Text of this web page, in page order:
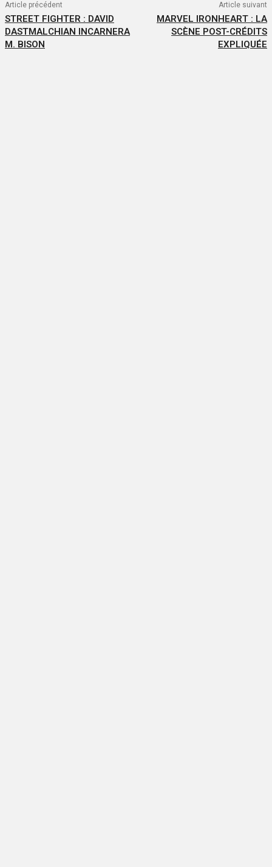
Article précédent
STREET FIGHTER : DAVID
DASTMALCHIAN INCARNERA
M. BISON
Article suivant
MARVEL IRONHEART : LA
SCÈNE POST-CRÉDITS
EXPLIQUÉE